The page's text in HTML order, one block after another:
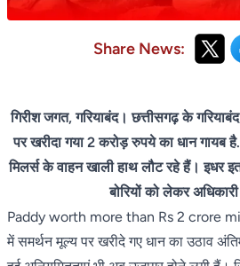
Share News:
गिरीश जगत, गरियाबंद। छत्तीसगढ़ के
पर खरीदा गया 2 करोड़ रुपये का धान गायब
मिलर्स के वाहन खाली हाथ लौट रहे हैं। इधर
बोरियों को लेकर
Paddy worth more than Rs 2 crore
में समर्थन मूल्य पर खरीदे गए धान का उठाव